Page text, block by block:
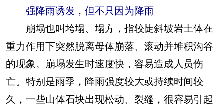
强降雨诱发，但不只因为降雨
崩塌也叫垮塌、塌方，指较陡斜坡岩土体在
重力作用下突然脱离母体崩落、滚动并堆积沟谷
的现象。崩塌发生时速度快，容易造成人员伤
亡。特别是雨季，降雨强度较大或持续时间较
久，一些山体石块出现松动、裂缝，很容易引起